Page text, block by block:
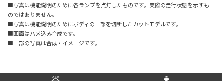
■写真は機能説明のために各ランプを点灯したものです。実際の走行状態を示すも
のではありません。
■写真は機能説明のためにボディの一部を切断したカットモデルです。
■画面はハメ込み合成です。
■一部の写真は合成・イメージです。